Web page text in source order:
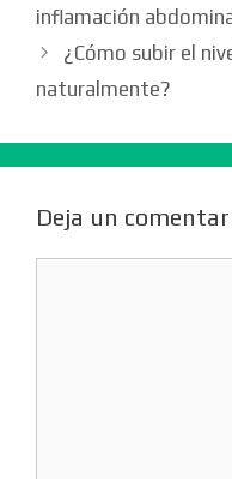
inflamación
¿Cómo subir el
naturalmente?
Deja un